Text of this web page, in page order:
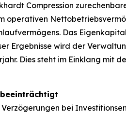
Compression
Das
Ergebnisse wird der
Dies steht im Einklang mit
bei